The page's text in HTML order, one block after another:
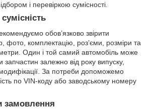
і перевіркою сумісності.
обов’язково звірити
фото, комплектацію, роз’єми, розміри та
Один і той самий автомобіль може
запчастин залежно від року випуску,
За потреби допоможемо
по VIN-коду або заводському номеру
замовлення